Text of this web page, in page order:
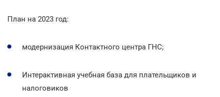
План на 2023 год:
модернизация Контактного центра ГНС;
Интерактивная учебная база для плательщиков и
налоговиков